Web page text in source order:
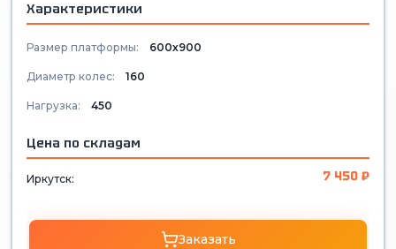
Характеристики
Размер платформы: 600х900
Диаметр колес: 160
Нагрузка: 450
Цена по складам
Иркутск: 7 450 ₽
Заказать